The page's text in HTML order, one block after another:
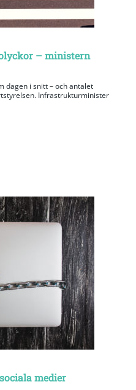
– ministern
dagen i snitt – och antalet
Infrastrukturminister
medier